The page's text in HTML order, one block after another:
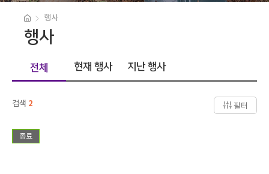
행사
행사
전체 현재 행사 지난 행사
검색 2 필터
종료